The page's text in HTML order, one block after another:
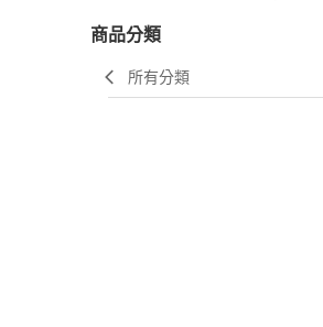
商品分類
所有分類